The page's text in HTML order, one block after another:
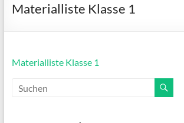
Materialliste Klasse 1
Materialliste Klasse 1